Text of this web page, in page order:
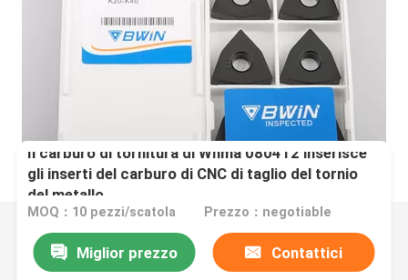
Il carburo di tornitura di Wnma 080412 inserisce
gli inserti del carburo di CNC di taglio del tornio
del metallo
MOQ：10 pezzi/scatola Prezzo：negotiable
Miglior prezzo Contattici